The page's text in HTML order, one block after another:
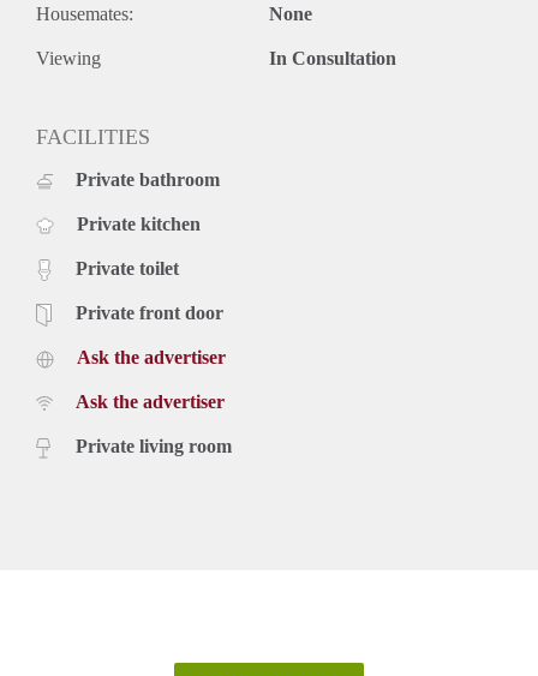
Housemates: None
Viewing In Consultation
FACILITIES
Private bathroom
Private kitchen
Private toilet
Private front door
Ask the advertiser
Ask the advertiser
Private living room